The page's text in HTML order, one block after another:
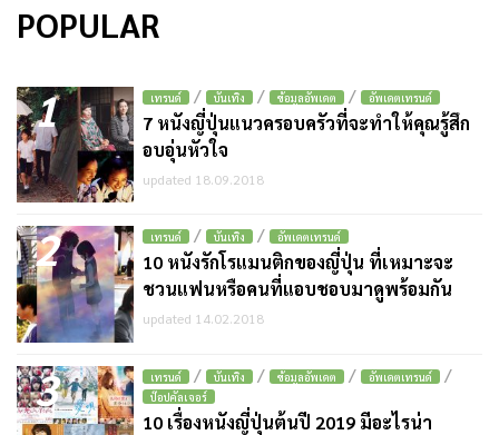
POPULAR
1 เทรนด์ / บันเทิง / ข้อมูลอัพเดต / อัพเดตเทรนด์
7 หนังญี่ปุ่นแนวครอบครัวที่จะทำให้คุณรู้สึก
อบอุ่นหัวใจ
updated 18.09.2018
2 เทรนด์ / บันเทิง / อัพเดตเทรนด์
10 หนังรักโรแมนติกของญี่ปุ่น ที่เหมาะจะ
ชวนแฟนหรือคนที่แอบชอบมาดูพร้อมกัน
updated 14.02.2018
3 เทรนด์ / บันเทิง / ข้อมูลอัพเดต / อัพเดตเทรนด์ /
ป๊อปคัลเจอร์
10 เรื่องหนังญี่ปุ่นต้นปี 2019 มีอะไรน่า